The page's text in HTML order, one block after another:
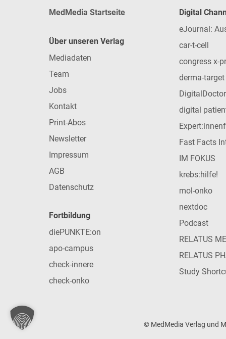
MedMedia Startseite
Über unseren Verlag
Mediadaten
Team
Jobs
Kontakt
Print-Abos
Newsletter
Impressum
AGB
Datenschutz
Fortbildung
diePUNKTE:on
apo-campus
check-innere
check-onko
Digital
eJournal:
car-t-cell
congress x-
derma-target
DigitalDoctor
digital
Fast Facts
IM FOKUS
krebs:hilfe!
mol-onko
nextdoc
Podcast
RELATUS
RELATUS
Study
© MedMedia Verlag und